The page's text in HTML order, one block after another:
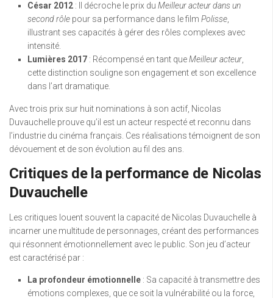
César 2012 : Il décroche le prix du Meilleur acteur dans un
second rôle pour sa performance dans le film Polisse,
illustrant ses capacités à gérer des rôles complexes avec
intensité.
Lumières 2017 : Récompensé en tant queMeilleur acteur,
cette distinction souligne son engagement et son excellence
dans l’art dramatique.
Avec trois prix sur huit nominations à son actif, Nicolas
Duvauchelle prouve qu’il est un acteur respecté et reconnu dans
l’industrie du cinéma français. Ces réalisations témoignent de son
dévouement et de son évolution au fil des ans.
Critiques de la performance de Nicolas
Duvauchelle
Les critiques louent souvent la capacité de Nicolas Duvauchelle à
incarner une multitude de personnages, créant des performances
qui résonnent émotionnellement avec le public. Son jeu d’acteur
est caractérisé par :
La profondeur émotionnelle : Sa capacité à transmettre des
émotions complexes, que ce soit la vulnérabilité ou la force,